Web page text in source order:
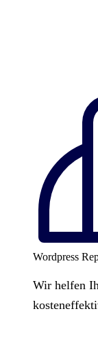
Wordpress
Wir helfen